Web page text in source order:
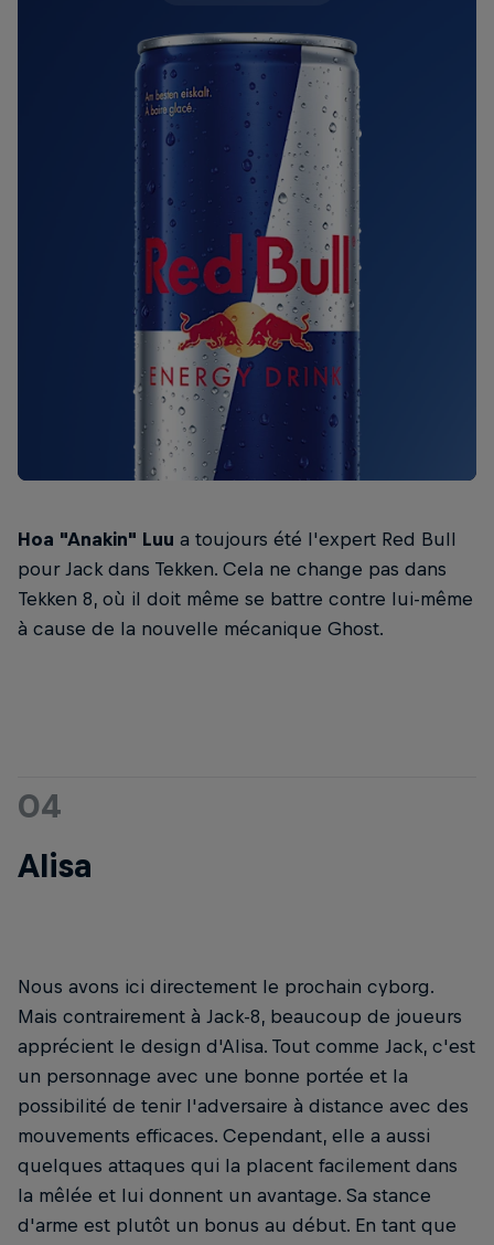
Hoa "Anakin" Luu a toujours été l'expert Red Bull
pour Jack dans Tekken. Cela ne change pas dans
Tekken 8, où il doit même se battre contre lui-même
à cause de la nouvelle mécanique Ghost.
04
Alisa
Nous avons ici directement le prochain cyborg.
Mais contrairement à Jack-8, beaucoup de joueurs
apprécient le design d'Alisa. Tout comme Jack, c'est
un personnage avec une bonne portée et la
possibilité de tenir l'adversaire à distance avec des
mouvements efficaces. Cependant, elle a aussi
quelques attaques qui la placent facilement dans
la mêlée et lui donnent un avantage. Sa stance
d'arme est plutôt un bonus au début. En tant que